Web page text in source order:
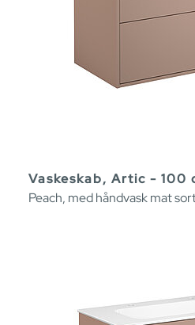
Vaskeskab, Artic - 100
Peach, med håndvask mat